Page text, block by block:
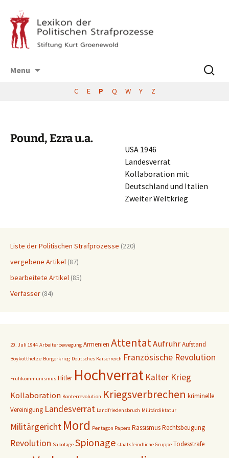
Menu
Suchen
nach:
C E P Q W Y Z
Pound, Ezra u.a.
USA 1946
Landesverrat
Kolla­bo­ra­ti­on mit
Deutsch­land und Italien
Zweiter Weltkrieg
Liste der Politischen Strafprozesse (220)
vergebene Artikel (87)
bearbeitete Artikel (85)
Verfasser (84)
20. Juli 1944 Arbeiterbewegung Armenien AttentatAufruhrAufstand
Boykotthetze Bürgerkrieg Deutsches Kaiserreich Französische Revolution
Frühkommunismus Hitler Hochverrat Kalter Krieg
Kollaboration Konterrevolution Kriegsverbrechen kriminelle
Vereinigung Landesverrat Landfriedensbruch Militärdiktatur
Militärgericht Mord Pentagon Papers RassismusRechtsbeugung
Revolution Sabotage Spionage staatsfeindliche Gruppe Todesstrafe